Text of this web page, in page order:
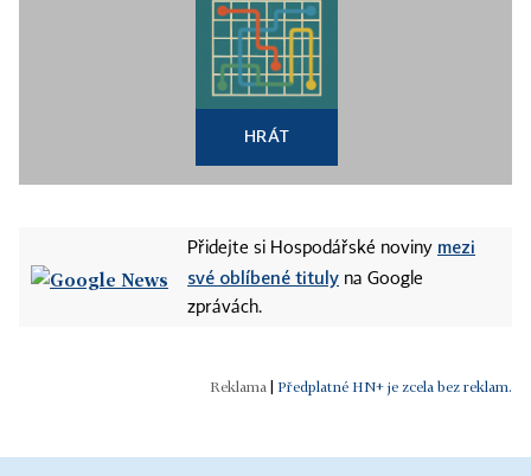
HRÁT
Přidejte si Hospodářské noviny mezi
své oblíbené tituly na Google
zprávách.
Předplatné HN+ je zcela bez reklam.